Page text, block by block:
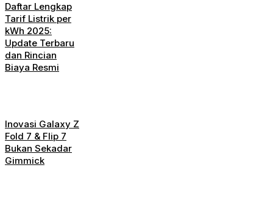
Daftar Lengkap
Tarif Listrik per
kWh 2025:
Update Terbaru
dan Rincian
Biaya Resmi
Inovasi Galaxy Z
Fold 7 & Flip 7
Bukan Sekadar
Gimmick